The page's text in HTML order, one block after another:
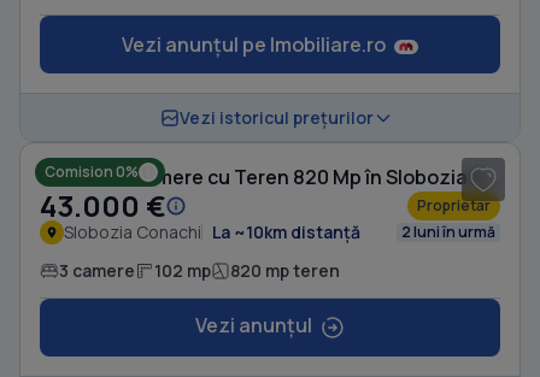
Vezi anunțul pe Imobiliare.ro
Vezi istoricul prețurilor
Comision 0% Casă cu 3 camere cu Teren 820 Mp în Slobozia Conachi
43.000 € Proprietar
Slobozia Conachi La ~10km distanță 2 luni în urmă
3 camere 102 mp 820 mp teren
Vezi anunțul